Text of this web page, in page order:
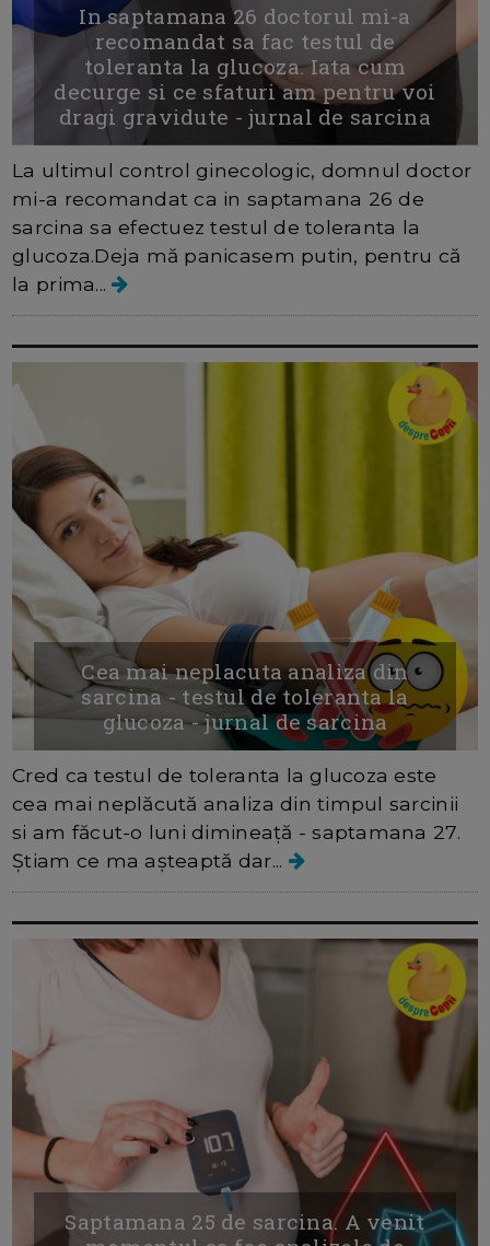
In saptamana 26 doctorul mi-a
recomandat sa fac testul de
toleranta la glucoza. Iata cum
decurge si ce sfaturi am pentru voi
dragi gravidute - jurnal de sarcina
La ultimul control ginecologic, domnul doctor
mi-a recomandat ca in saptamana 26 de
sarcina sa efectuez testul de toleranta la
glucoza.Deja mă panicasem putin, pentru că
la prima...
Cea mai neplacuta analiza din
sarcina - testul de toleranta la
glucoza - jurnal de sarcina
Cred ca testul de toleranta la glucoza este
cea mai neplăcută analiza din timpul sarcinii
si am făcut-o luni dimineață - saptamana 27.
Știam ce ma așteaptă dar...
Saptamana 25 de sarcina. A venit